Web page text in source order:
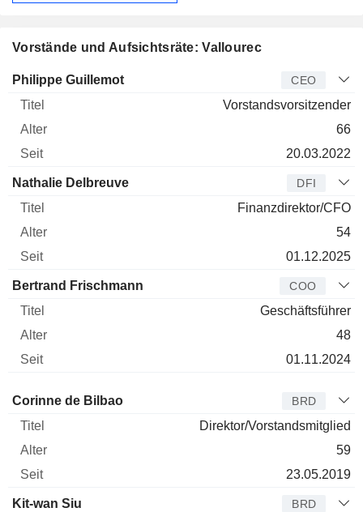
Vorstände und Aufsichtsräte: Vallourec
Manager Titel Alter
Philippe Guillemot CEO
Vorstandsvorsitzender
66
20.03.2022
Nathalie Delbreuve DFI
Finanzdirektor/CFO
54
01.12.2025
Bertrand Frischmann COO
Geschäftsführer
48
01.11.2024
Verwaltungsratsmitglied
Corinne de Bilbao BRD
Direktor/Vorstandsmitglied
59
23.05.2019
Kit-wan Siu BRD